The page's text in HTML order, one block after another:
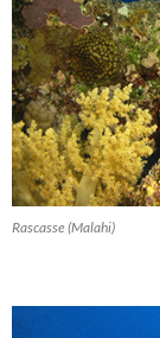
Rascasse (Malahi)